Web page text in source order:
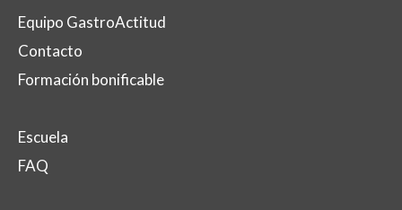
Equipo GastroActitud
Contacto
Formación bonificable
Escuela
FAQ